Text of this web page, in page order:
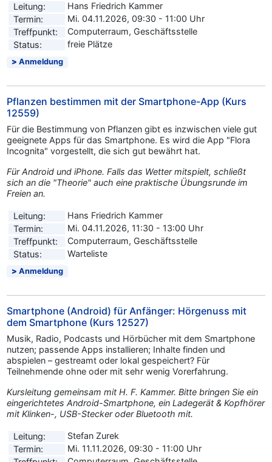
Leitung:
Hans Friedrich Kammer
Termin:
Mi. 04.11.2026, 09:30 - 11:00 Uhr
Treffpunkt:
Computerraum, Geschäftsstelle
Status:
freie Plätze
Anmeldung
Pflanzen bestimmen mit der Smartphone-App (Kurs
12559)
Für die Bestimmung von Pflanzen gibt es inzwischen viele gut
geeignete Apps für das Smartphone. Es wird die App "Flora
Incognita" vorgestellt, die sich gut bewährt hat.
Für Android und iPhone. Falls das Wetter mitspielt, schließt
sich an die "Theorie" auch eine praktische Übungsrunde im
Freien an.
Leitung:
Hans Friedrich Kammer
Termin:
Mi. 04.11.2026, 11:30 - 13:00 Uhr
Treffpunkt:
Computerraum, Geschäftsstelle
Status:
Warteliste
Anmeldung
Smartphone (Android) für Anfänger: Hörgenuss mit
dem Smartphone (Kurs 12527)
Musik, Radio, Podcasts und Hörbücher mit dem Smartphone
nutzen; passende Apps installieren; Inhalte finden und
abspielen – gestreamt oder lokal gespeichert? Für
Teilnehmende ohne oder mit sehr wenig Vorerfahrung.
Kursleitung gemeinsam mit H. F. Kammer. Bitte bringen Sie ein
eingerichtetes Android-Smartphone, ein Ladegerät & Kopfhörer
mit Klinken-, USB-Stecker oder Bluetooth mit.
Leitung:
Stefan Zurek
Termin:
Mi. 11.11.2026, 09:30 - 11:00 Uhr